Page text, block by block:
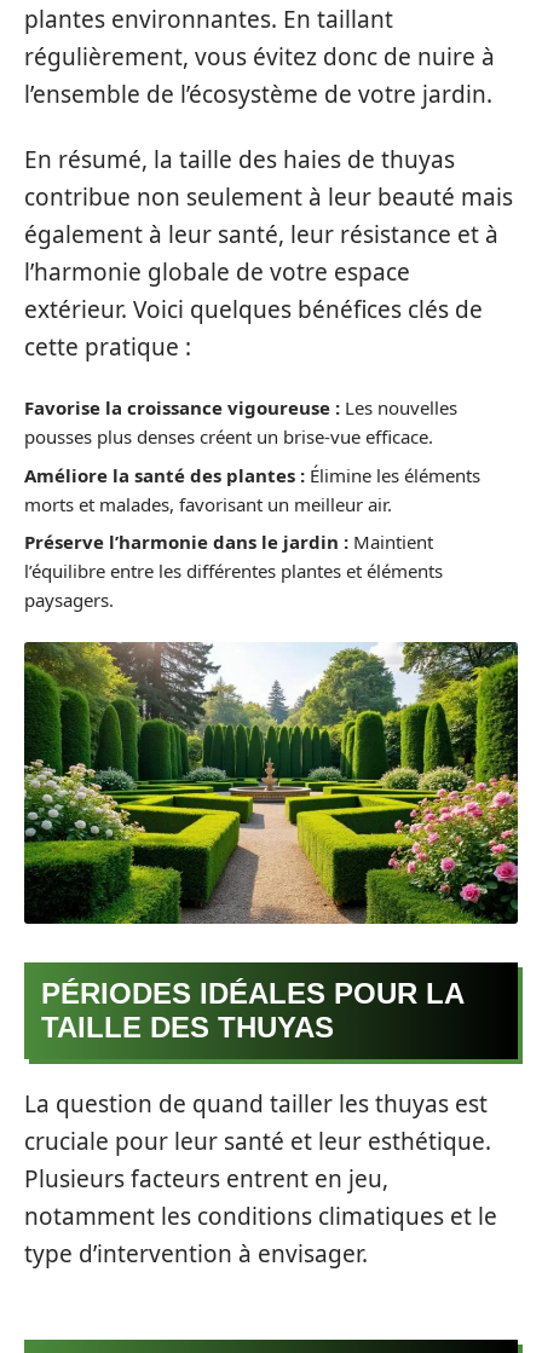
plantes environnantes. En taillant
régulièrement, vous évitez donc de nuire à
l’ensemble de l’écosystème de votre jardin.
En résumé, la taille des haies de thuyas
contribue non seulement à leur beauté mais
également à leur santé, leur résistance et à
l’harmonie globale de votre espace
extérieur. Voici quelques bénéfices clés de
cette pratique :
Favorise la croissance vigoureuse : Les nouvelles
pousses plus denses créent un brise-vue efficace.
Améliore la santé des plantes : Élimine les éléments
morts et malades, favorisant un meilleur air.
Préserve l’harmonie dans le jardin : Maintient
l’équilibre entre les différentes plantes et éléments
paysagers.
PÉRIODES IDÉALES POUR LA
TAILLE DES THUYAS
La question de quand tailler les thuyas est
cruciale pour leur santé et leur esthétique.
Plusieurs facteurs entrent en jeu,
notamment les conditions climatiques et le
type d’intervention à envisager.